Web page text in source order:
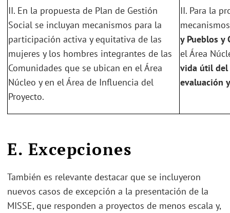
II. En la propuesta de Plan de Gestión
Social se incluyan mecanismos para la
participación activa y equitativa de las
mujeres y los hombres integrantes de las
Comunidades que se ubican en el Área
Núcleo y en el Área de Influencia del
Proyecto.
II. Para la
y Pueblos y
el Área
vida útil del
evaluación
E. Excepciones
También es relevante destacar que se incluyeron
nuevos casos de excepción a la presentación de la
MISSE, que responden a proyectos de menos escala y,